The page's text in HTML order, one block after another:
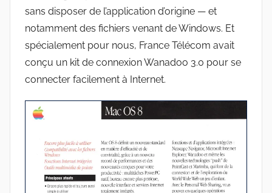
sans disposer de l’application d’origine — et
notamment des fichiers venant de Windows. Et
spécialement pour nous, France Télécom avait
conçu un kit de connexion Wanadoo 3.0 pour se
connecter facilement à Internet.